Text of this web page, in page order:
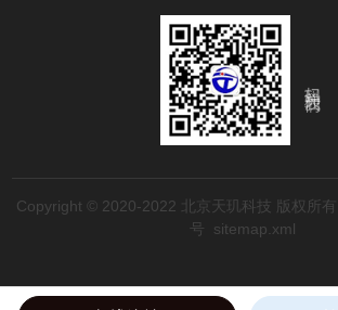
Copyright © 2020-2022 北京天玑科技 版权所有
号
sitemap.xml